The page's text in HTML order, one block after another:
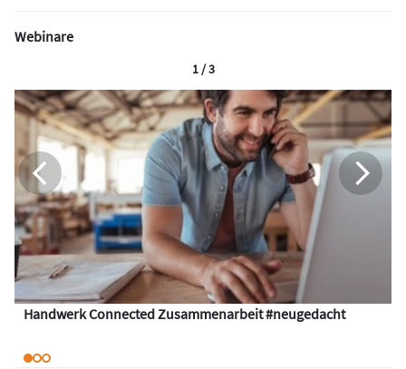
Webinare
Handwerk Connected Zusammenarbeit #neugedacht
1 / 3